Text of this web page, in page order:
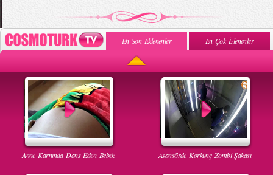
En Son Eklenenler En Çok İzlenenler
Anne Karnında Dans Eden Bebek Asansörde Korkunç Zombi Şakası